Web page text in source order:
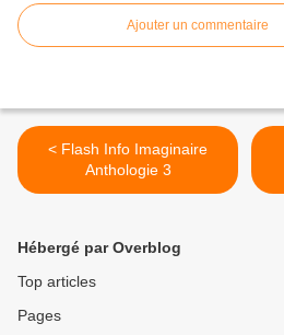
Ajouter un commentaire
< Flash Info Imaginaire
Anthologie 3
Hébergé par Overblog
Top articles
Pages